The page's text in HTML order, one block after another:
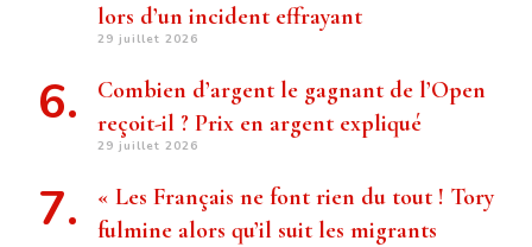
lors d’un incident effrayant
29 juillet 2026
Combien d’argent le gagnant de l’Open
reçoit-il ? Prix ​​en argent expliqué
29 juillet 2026
« Les Français ne font rien du tout ! Tory
fulmine alors qu’il suit les migrants